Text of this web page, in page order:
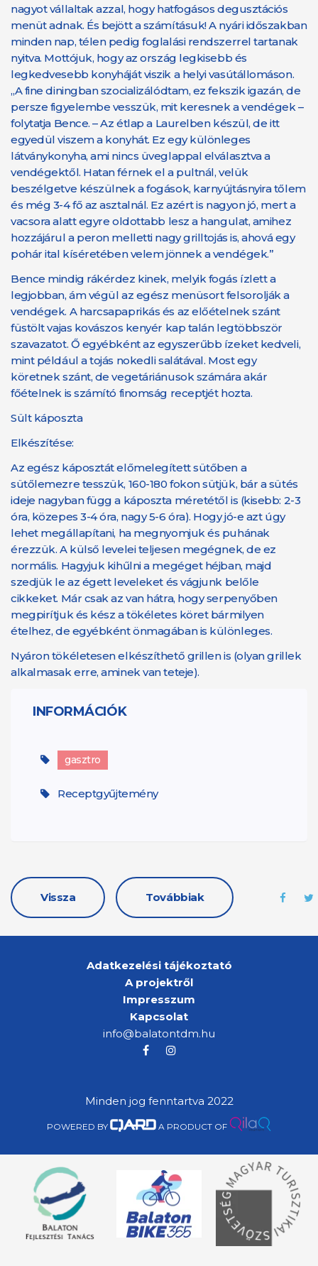
nagyot vállaltak azzal, hogy hatfogásos degusztációs
menüt adnak. És bejött a számításuk! A nyári időszakban
minden nap, télen pedig foglalási rendszerrel tartanak
nyitva. Mottójuk, hogy az ország legkisebb és
legkedvesebb konyháját viszik a helyi vasútállomáson.
„A fine diningban szocializálódtam, ez fekszik igazán, de
persze figyelembe vesszük, mit keresnek a vendégek –
folytatja Bence. ­– Az étlap a Laurelben készül, de itt
egyedül viszem a konyhát. Ez egy különleges
látványkonyha, ami nincs üveglappal elválasztva a
vendégektől. Hatan férnek el a pultnál, velük
beszélgetve készülnek a fogások, karnyújtásnyira tőlem
és még 3-4 fő az asztalnál. Ez azért is nagyon jó, mert a
vacsora alatt egyre oldottabb lesz a hangulat, amihez
hozzájárul a peron melletti nagy grilltojás is, ahová egy
pohár ital kíséretében velem jönnek a vendégek.”
Bence mindig rákérdez kinek, melyik fogás ízlett a
legjobban, ám végül az egész menüsort felsorolják a
vendégek. A harcsapaprikás és az előételnek szánt
füstölt vajas kovászos kenyér kap talán legtöbbször
szavazatot. Ő egyébként az egyszerűbb ízeket kedveli,
mint például a tojás nokedli salátával. Most egy
köretnek szánt, de vegetáriánusok számára akár
főételnek is számító finomság receptjét hozta.
Sült káposzta
Elkészítése:
Az egész káposztát előmelegített sütőben a
sütőlemezre tesszük, 160-180 fokon sütjük, bár a sütés
ideje nagyban függ a káposzta méretétől is (kisebb: 2-3
óra, közepes 3-4 óra, nagy 5-6 óra). Hogy jó-e azt úgy
lehet megállapítani, ha megnyomjuk és puhának
érezzük. A külső levelei teljesen megégnek, de ez
normális. Hagyjuk kihűlni a megéget héjban, majd
szedjük le az égett leveleket és vágjunk belőle
cikkeket. Már csak az van hátra, hogy serpenyőben
megpirítjuk és kész a tökéletes köret bármilyen
ételhez, de egyébként önmagában is különleges.
Nyáron tökéletesen elkészíthető grillen is (olyan grillek
alkalmasak erre, aminek van teteje).
INFORMÁCIÓK
gasztro
Receptgyűjtemény
Vissza Továbbiak
Adatkezelési tájékoztató
A projektről
Impresszum
Kapcsolat
info@balatontdm.hu
Minden jog fenntartva 2022
POWERED BY A PRODUCT OF